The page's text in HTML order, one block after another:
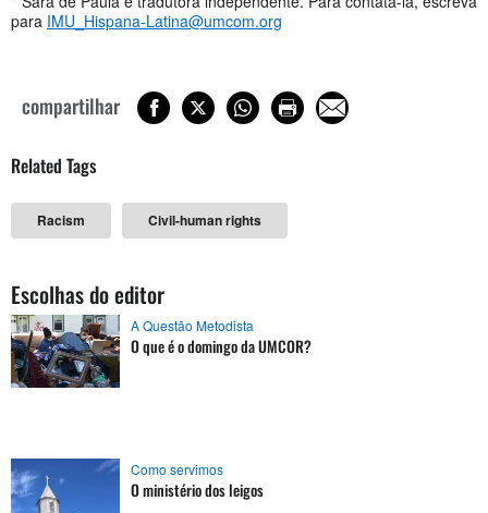
para IMU_Hispana-Latina@umcom.org
compartilhar
Related Tags
Racism Civil-human rights
Escolhas do editor
A Questão Metodista
O que é o domingo da UMCOR?
Como servimos
O ministério dos leigos